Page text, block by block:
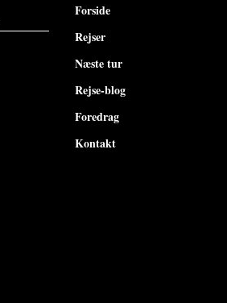
Forside
Rejser
Næste tur
Rejse-blog
Foredrag
Kontakt